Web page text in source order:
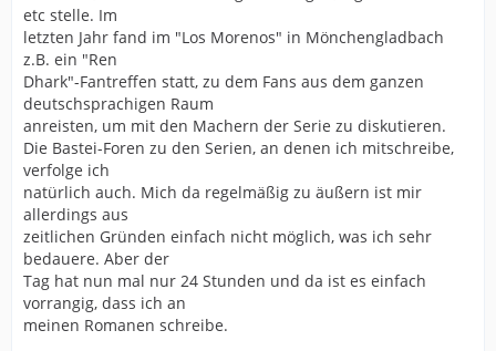
etc stelle. Im
letzten Jahr fand im "Los Morenos" in Mönchengladbach
z.B. ein "Ren
Dhark"-Fantreffen statt, zu dem Fans aus dem ganzen
deutschsprachigen Raum
anreisten, um mit den Machern der Serie zu diskutieren.
Die Bastei-Foren zu den Serien, an denen ich mitschreibe,
verfolge ich
natürlich auch. Mich da regelmäßig zu äußern ist mir
allerdings aus
zeitlichen Gründen einfach nicht möglich, was ich sehr
bedauere. Aber der
Tag hat nun mal nur 24 Stunden und da ist es einfach
vorrangig, dass ich an
meinen Romanen schreibe.